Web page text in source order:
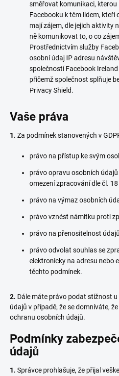
směřovat komunikaci, kterou
Facebooku k těm lidem, kteří
mají zájem, dle jejich aktivity
ně komunikovat to, o co
Prostřednictvím služby
osobní údaj IP adresu
společností Facebook
přičemž společnost splňuje
Privacy Shield.
Vaše práva
1. Za podmínek stanovených v
právo na přístup ke svým
právo opravu osobních
omezení zpracování dle čl. 18
právo na výmaz osobních
právo vznést námitku proti
právo na přenositelnost
právo odvolat souhlas se
elektronicky na adresu nebo
těchto podmínek.
2. Dále máte právo podat stížnost
údajů v případě, že se domníváte,
ochranu osobních údajů.
Podmínky
údajů
1. Správce prohlašuje, že přijal